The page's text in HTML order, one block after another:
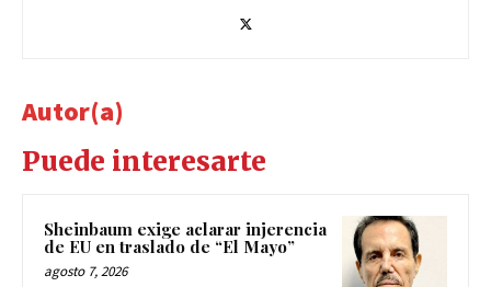
Autor(a)
Puede interesarte
Sheinbaum exige aclarar injerencia
de EU en traslado de “El Mayo”
agosto 7, 2026